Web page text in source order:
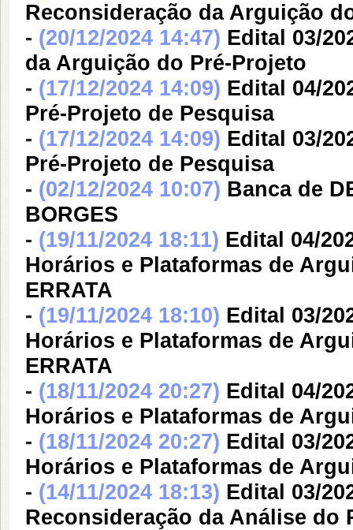
Reconsideração da Arguição
- (20/12/2024 14:47) Edital 03/
da Arguição do Pré-Projeto
- (17/12/2024 14:09) Edital 04/
Pré-Projeto de Pesquisa
- (17/12/2024 14:09) Edital 03/
Pré-Projeto de Pesquisa
- (02/12/2024 10:07) Banca de
BORGES
- (19/11/2024 18:11) Edital 04/
Horários e Plataformas de
ERRATA
- (19/11/2024 18:10) Edital 03/
Horários e Plataformas de
ERRATA
- (18/11/2024 20:27) Edital 04/
Horários e Plataformas de
- (18/11/2024 20:27) Edital 03/
Horários e Plataformas de
- (14/11/2024 18:13) Edital 03/
Reconsideração da Análise do